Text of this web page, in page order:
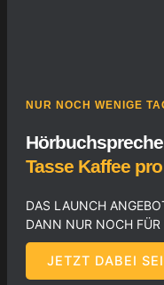
NUR NOCH WENIGE
Tasse Kaffee
DAS LAUNCH
DANN NUR NOCH
JETZT DABEI